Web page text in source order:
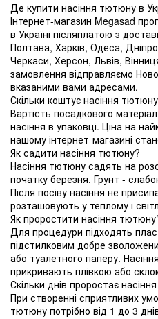
Де купити насіння тютюну в
Інтернет-магазин Megasad
в Україні післяплатою з
Полтава, Харків, Одеса,
Черкаси, Херсон, Львів,
замовлення відправляємо
вказаними вами адресами.
Скільки коштує насіння
Вартість посадкового
насіння в упаковці. Ціна на
нашому інтернет-магазині
Як садити насіння тютюну?
Насіння тютюну садять на
початку березня. Грунт -
Після посіву насіння не
розташовують у теплому і
Як проростити насіння
Для процедури підходять
підстилковим добре
або туалетного паперу.
прикривають плівкою або
Скільки днів проростає
При створенні сприятливих
тютюну потрібно від 1 до 3